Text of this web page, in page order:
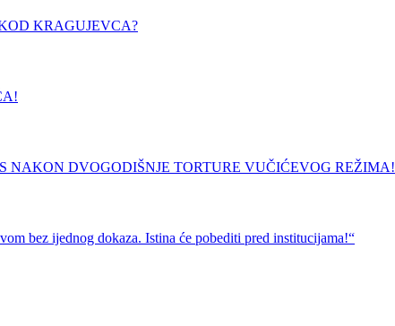
KRAGUJEVCA?
NAKON DVOGODIŠNJE TORTURE VUČIĆEVOG REŽIMA!
bez ijednog dokaza. Istina će pobediti pred institucijama!“